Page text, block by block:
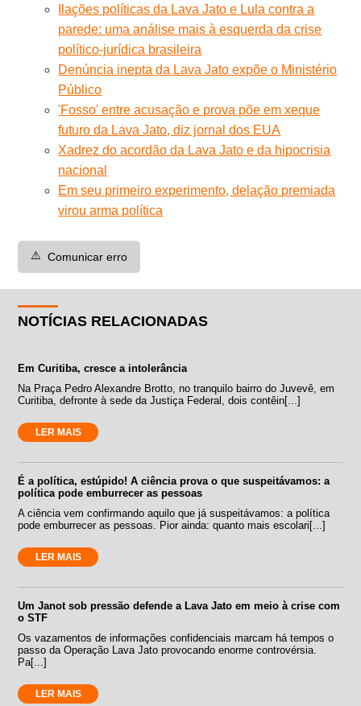
Ilações políticas da Lava Jato e Lula contra a
parede: uma análise mais à esquerda da crise
político-jurídica brasileira
Denúncia inepta da Lava Jato expõe o Ministério
Público
'Fosso' entre acusação e prova põe em xeque
futuro da Lava Jato, diz jornal dos EUA
Xadrez do acordão da Lava Jato e da hipocrisia
nacional
Em seu primeiro experimento, delação premiada
virou arma política
⚠️ Comunicar erro
NOTÍCIAS RELACIONADAS
Em Curitiba, cresce a intolerância
Na Praça Pedro Alexandre Brotto, no tranquilo bairro do Juvevê, em
Curitiba, defronte à sede da Justiça Federal, dois contêin[...]
LER MAIS
É a política, estúpido! A ciência prova o que suspeitávamos: a
política pode emburrecer as pessoas
A ciência vem confirmando aquilo que já suspeitávamos: a política
pode emburrecer as pessoas. Pior ainda: quanto mais escolari[...]
LER MAIS
Um Janot sob pressão defende a Lava Jato em meio à crise com
o STF
Os vazamentos de informações confidenciais marcam há tempos o
passo da Operação Lava Jato provocando enorme controvérsia.
Pa[...]
LER MAIS